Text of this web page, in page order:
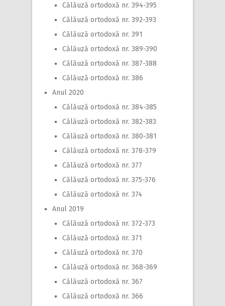
Călăuză ortodoxă nr. 394-395
Călăuză ortodoxă nr. 392-393
Călăuză ortodoxă nr. 391
Călăuză ortodoxă nr. 389-390
Călăuză ortodoxă nr. 387-388
Călăuză ortodoxă nr. 386
Anul 2020
Călăuză ortodoxă nr. 384-385
Călăuză ortodoxă nr. 382-383
Călăuză ortodoxă nr. 380-381
Călăuză ortodoxă nr. 378-379
Călăuză ortodoxă nr. 377
Călăuză ortodoxă nr. 375-376
Călăuză ortodoxă nr. 374
Anul 2019
Călăuză ortodoxă nr. 372-373
Călăuză ortodoxă nr. 371
Călăuză ortodoxă nr. 370
Călăuză ortodoxă nr. 368-369
Călăuză ortodoxă nr. 367
Călăuză ortodoxă nr. 366